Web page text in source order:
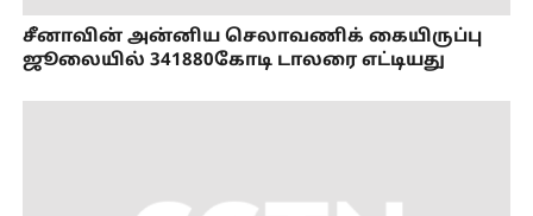
சீனாவின் அன்னிய செலாவணிக் கையிருப்பு
ஜூலையில் 341880கோடி டாலரை எட்டியது